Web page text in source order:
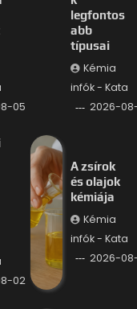
05
legfontos
abb
típusai
Kémia
infók - Kata
2026-
02
A zsírok
és olajok
kémiája
Kémia
infók - Kata
2026-